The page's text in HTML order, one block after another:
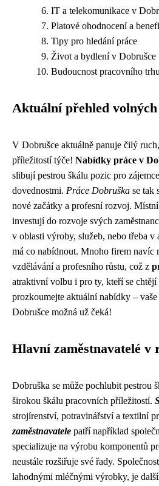
IT a telekomunikace v
Platové ohodnocení a
Tipy pro hledání práce
Život a bydlení v Dobrušce
Budoucnost pracovního trhu
Aktuální přehled
V Dobrušce aktuálně panuje čilý
příležitostí týče! Nabídky práce v
slibují pestrou škálu pozic pro
dovednostmi. Práce Dobruška se tak
nové začátky a profesní rozvoj.
investují do rozvoje svých
v oblasti výroby, služeb, nebo třeba v
má co nabídnout. Mnoho firem navíc
vzdělávání a profesního růstu, což z
atraktivní volbu i pro ty, kteří se chtějí
prozkoumejte aktuální nabídky –
Dobrušce možná už čeká!
Hlavní zaměstnavatelé v
Dobruška se může pochlubit pestrou
širokou škálu pracovních příležitostí.
strojírenství, potravinářství a textilní
zaměstnavatele patří například
specializuje na výrobu komponentů
neustále rozšiřuje své řady.
lahodnými mléčnými výrobky, je